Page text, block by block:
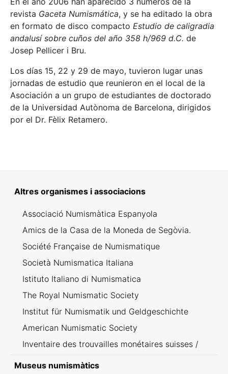
revista Gaceta Numismática, y se ha editado la obra
en formato de disco compacto Estudio de caligradia
andalusí sobre cuños del año 358 h/969 d.C. de
Josep Pellicer i Bru.
Los días 15, 22 y 29 de mayo, tuvieron lugar unas
jornadas de estudio que reunieron en el local de la
Asociación a un grupo de estudiantes de doctorado
de la Universidad Autònoma de Barcelona, dirigidos
por el Dr. Fèlix Retamero.
Altres organismes i associacions
Associació Numismàtica Espanyola
Amics de la Casa de la Moneda de Segòvia.
Société Française de Numismatique
Società Numismatica Italiana
Istituto Italiano di Numismatica
The Royal Numismatic Society
Institut für Numismatik und Geldgeschichte
American Numismatic Society
Inventaire des trouvailles monétaires suisses /
Museus numismàtics